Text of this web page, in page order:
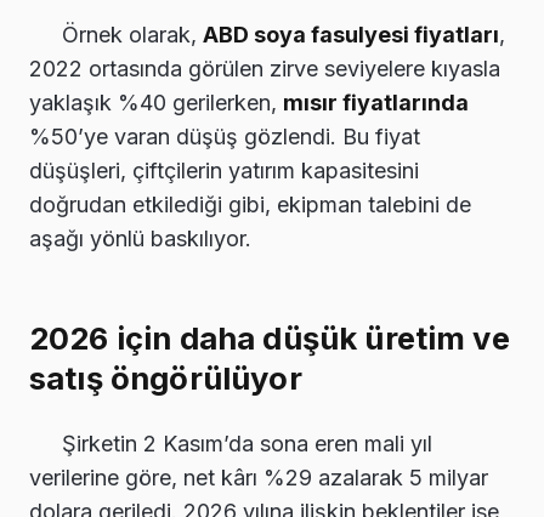
Örnek olarak, ABD soya fasulyesi fiyatları,
2022 ortasında görülen zirve seviyelere kıyasla
yaklaşık %40 gerilerken, mısır fiyatlarında
%50’ye varan düşüş gözlendi. Bu fiyat
düşüşleri, çiftçilerin yatırım kapasitesini
doğrudan etkilediği gibi, ekipman talebini de
aşağı yönlü baskılıyor.
2026 için daha düşük üretim ve
satış öngörülüyor
Şirketin 2 Kasım’da sona eren mali yıl
verilerine göre, net kârı %29 azalarak 5 milyar
dolara geriledi. 2026 yılına ilişkin beklentiler ise